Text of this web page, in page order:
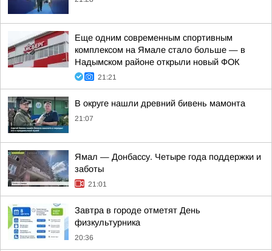
Еще одним современным спортивным
комплексом на Ямале стало больше — в
Надымском районе открыли новый ФОК
21:21
В округе нашли древний бивень мамонта
21:07
Ямал — Донбассу. Четыре года поддержки и
заботы
21:01
Завтра в городе отметят День
физкультурника
20:36